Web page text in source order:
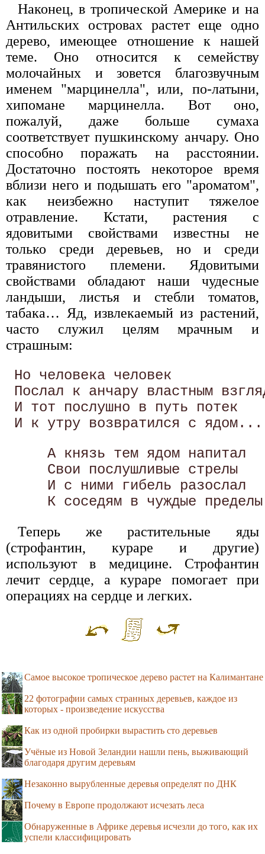
Наконец, в тропической Америке и на
Антильских островах растет еще одно
дерево, имеющее отношение к нашей
теме. Оно относится к семейству
молочайных и зовется благозвучным
именем "марцинелла", или, по-латыни,
хипомане марцинелла. Вот оно,
пожалуй, даже больше сумаха
соответствует пушкинскому анчару. Оно
способно поражать на расстоянии.
Достаточно постоять некоторое время
вблизи него и подышать его "ароматом",
как неизбежно наступит тяжелое
отравление. Кстати, растения с
ядовитыми свойствами известны не
только среди деревьев, но и среди
травянистого племени. Ядовитыми
свойствами обладают наши чудесные
ландыши, листья и стебли томатов,
табака… Яд, извлекаемый из растений,
часто служил целям мрачным и
страшным:
Но человека человек
Послал к анчару властным
И тот послушно в путь потек
     А князь тем ядом напитал
     Свои послушливые стрелы
     И с ними гибель разослал
Теперь же растительные яды
(строфантин, кураре и другие)
используют в медицине. Строфантин
лечит сердце, а кураре помогает при
операциях на сердце и легких.
Самое высокое тропическое дерево растет на Калимантане
22 фотографии самых странных деревьев, каждое из
которых - произведение искусства
Как из одной пробирки вырастить сто деревьев
Учёные из Новой Зеландии нашли пень, выживающий
благодаря другим деревьям
Незаконно вырубленные деревья определят по ДНК
Почему в Европе продолжают исчезать леса
Обнаруженные в Африке деревья исчезли до того, как их
успели классифицировать